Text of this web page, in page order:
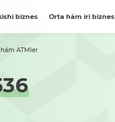
biznes Orta hám iri biznes
ATMler